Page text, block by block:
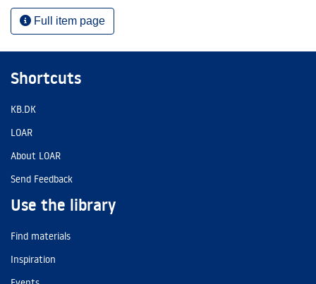
Full item page
Shortcuts
KB.DK
LOAR
About LOAR
Send Feedback
Use the library
Find materials
Inspiration